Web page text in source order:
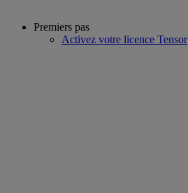
Premiers pas
Activez votre licence Tensor